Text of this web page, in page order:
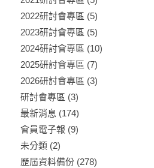
2022研討會專區 (5)
2023研討會專區 (5)
2024研討會專區 (10)
2025研討會專區 (7)
2026研討會專區 (3)
研討會專區 (3)
最新消息 (174)
會員電子報 (9)
未分類(2)
歷屆資料備份(278)